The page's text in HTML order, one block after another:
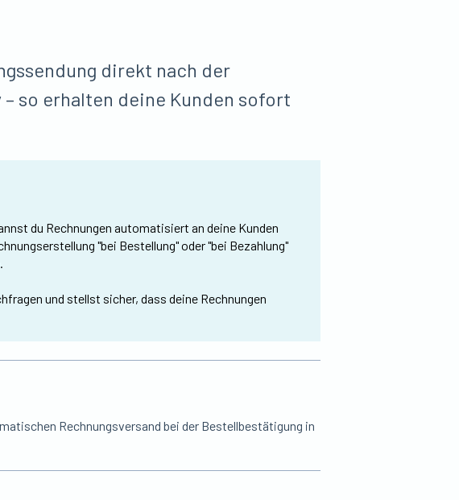
direkt nach der
so erhalten deine Kunden sofort
du Rechnungen automatisiert an deine Kunden
"bei Bestellung" oder "bei Bezahlung"
und stellst sicher, dass deine Rechnungen
Rechnungsversand bei der Bestellbestätigung in